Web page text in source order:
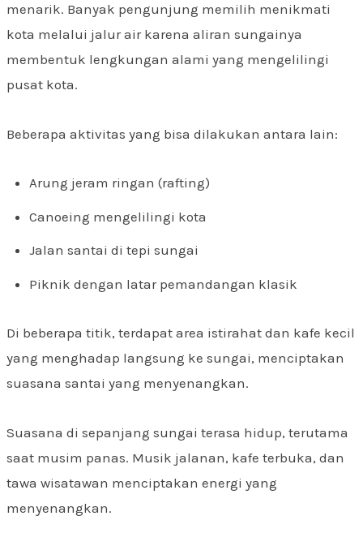
menarik. Banyak pengunjung memilih menikmati
kota melalui jalur air karena aliran sungainya
membentuk lengkungan alami yang mengelilingi
pusat kota.
Beberapa aktivitas yang bisa dilakukan antara lain:
Arung jeram ringan (rafting)
Canoeing mengelilingi kota
Jalan santai di tepi sungai
Piknik dengan latar pemandangan klasik
Di beberapa titik, terdapat area istirahat dan kafe kecil
yang menghadap langsung ke sungai, menciptakan
suasana santai yang menyenangkan.
Suasana di sepanjang sungai terasa hidup, terutama
saat musim panas. Musik jalanan, kafe terbuka, dan
tawa wisatawan menciptakan energi yang
menyenangkan.